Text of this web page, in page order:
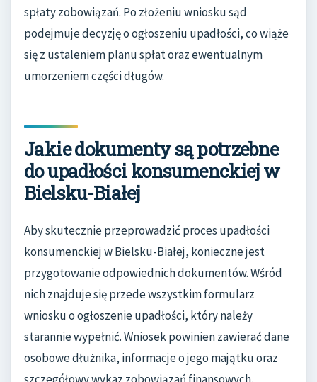
spłaty zobowiązań. Po złożeniu wniosku sąd
podejmuje decyzję o ogłoszeniu upadłości, co wiąże
się z ustaleniem planu spłat oraz ewentualnym
umorzeniem części długów.
Jakie dokumenty są potrzebne
do upadłości konsumenckiej w
Bielsku-Białej
Aby skutecznie przeprowadzić proces upadłości
konsumenckiej w Bielsku-Białej, konieczne jest
przygotowanie odpowiednich dokumentów. Wśród
nich znajduje się przede wszystkim formularz
wniosku o ogłoszenie upadłości, który należy
starannie wypełnić. Wniosek powinien zawierać dane
osobowe dłużnika, informacje o jego majątku oraz